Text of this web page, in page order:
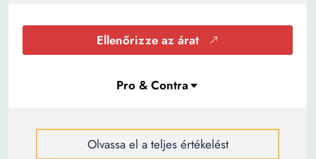
Ellenőrizze az árat
Olvassa el a teljes értékelést